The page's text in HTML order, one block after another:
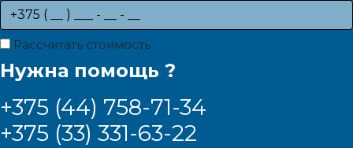
Рассчитать стоимость
Нужна помощь ?
+375 (44) 758-71-34
+375 (33) 331-63-22